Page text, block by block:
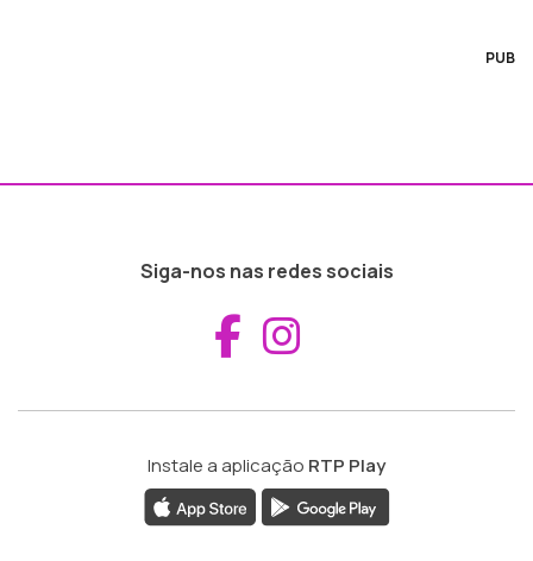
PUB
Siga-nos nas redes sociais
Aceder ao
Instale a aplicação RTP Play